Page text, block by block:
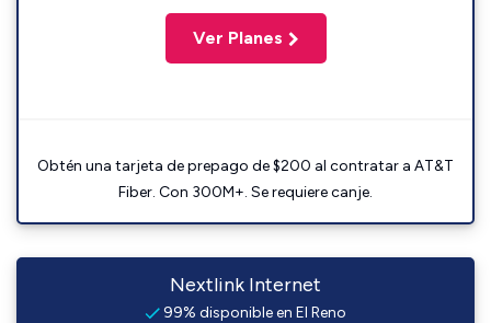
Ver Planes
Obtén una tarjeta de prepago de $200 al contratar a AT&T
Fiber. Con 300M+. Se requiere canje.
Nextlink Internet
99% disponible en El Reno